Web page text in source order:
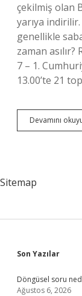
çekilmiş olan
yarıya
genellikle
zaman
7 – 1.
13.00’te 21
Devamını
Sitemap
Son Yazılar
Döngüsel soru
Ağustos 6, 2026